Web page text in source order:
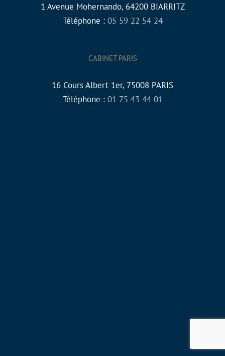
1 Avenue Mohernando, 64200 BIARRITZ
Téléphone : 05 59 22 54 24
CABINET PARIS
16 Cours Albert 1er, 75008 PARIS
Téléphone : 01 75 43 44 01